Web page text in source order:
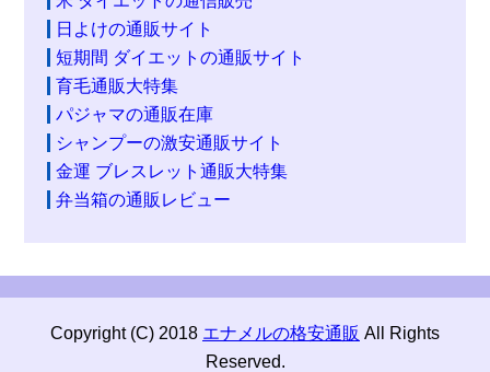
日よけの通販サイト
短期間 ダイエットの通販サイト
育毛通販大特集
パジャマの通販在庫
シャンプーの激安通販サイト
金運 ブレスレット通販大特集
弁当箱の通販レビュー
Copyright (C) 2018 エナメルの格安通販 All Rights
Reserved.